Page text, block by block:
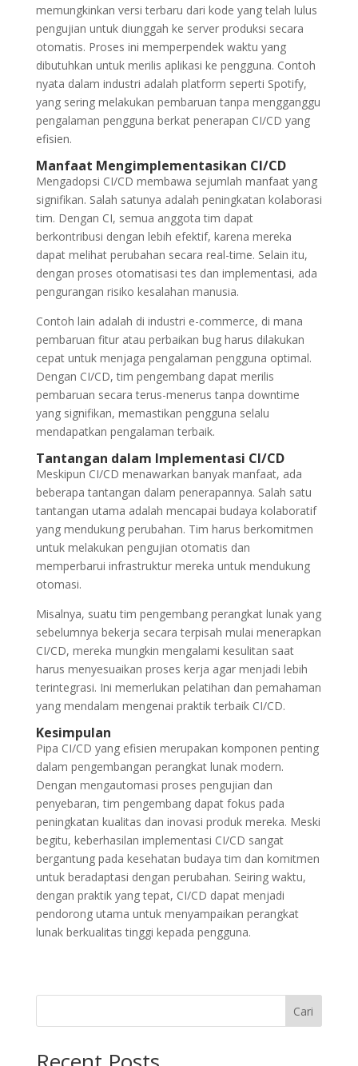
memungkinkan versi terbaru dari kode yang telah lulus
pengujian untuk diunggah ke server produksi secara
otomatis. Proses ini memperpendek waktu yang
dibutuhkan untuk merilis aplikasi ke pengguna. Contoh
nyata dalam industri adalah platform seperti Spotify,
yang sering melakukan pembaruan tanpa mengganggu
pengalaman pengguna berkat penerapan CI/CD yang
efisien.
Manfaat Mengimplementasikan CI/CD
Mengadopsi CI/CD membawa sejumlah manfaat yang
signifikan. Salah satunya adalah peningkatan kolaborasi
tim. Dengan CI, semua anggota tim dapat
berkontribusi dengan lebih efektif, karena mereka
dapat melihat perubahan secara real-time. Selain itu,
dengan proses otomatisasi tes dan implementasi, ada
pengurangan risiko kesalahan manusia.
Contoh lain adalah di industri e-commerce, di mana
pembaruan fitur atau perbaikan bug harus dilakukan
cepat untuk menjaga pengalaman pengguna optimal.
Dengan CI/CD, tim pengembang dapat merilis
pembaruan secara terus-menerus tanpa downtime
yang signifikan, memastikan pengguna selalu
mendapatkan pengalaman terbaik.
Tantangan dalam Implementasi CI/CD
Meskipun CI/CD menawarkan banyak manfaat, ada
beberapa tantangan dalam penerapannya. Salah satu
tantangan utama adalah mencapai budaya kolaboratif
yang mendukung perubahan. Tim harus berkomitmen
untuk melakukan pengujian otomatis dan
memperbarui infrastruktur mereka untuk mendukung
otomasi.
Misalnya, suatu tim pengembang perangkat lunak yang
sebelumnya bekerja secara terpisah mulai menerapkan
CI/CD, mereka mungkin mengalami kesulitan saat
harus menyesuaikan proses kerja agar menjadi lebih
terintegrasi. Ini memerlukan pelatihan dan pemahaman
yang mendalam mengenai praktik terbaik CI/CD.
Kesimpulan
Pipa CI/CD yang efisien merupakan komponen penting
dalam pengembangan perangkat lunak modern.
Dengan mengautomasi proses pengujian dan
penyebaran, tim pengembang dapat fokus pada
peningkatan kualitas dan inovasi produk mereka. Meski
begitu, keberhasilan implementasi CI/CD sangat
bergantung pada kesehatan budaya tim dan komitmen
untuk beradaptasi dengan perubahan. Seiring waktu,
dengan praktik yang tepat, CI/CD dapat menjadi
pendorong utama untuk menyampaikan perangkat
lunak berkualitas tinggi kepada pengguna.
Cari